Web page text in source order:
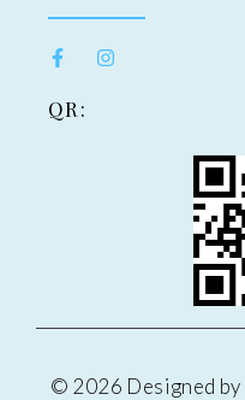
QR:
© 2026 Designed by